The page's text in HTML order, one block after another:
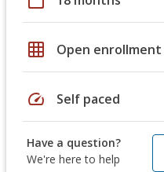
grid_on Open enrollment
speed Self paced
Have a question?
We're here to help